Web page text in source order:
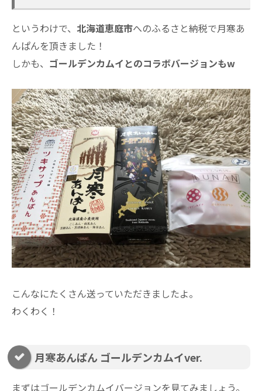
というわけで、 北海道恵庭市へのふるさと納税で月寒あ
んぱんを頂きました！
しかも、 ゴールデンカムイとのコラボバージョンもw
こんなにたくさん送っていただきましたよ。
わくわく！
月寒あんぱん ゴールデンカムイver.
まずはゴールデンカムイバージョンを見てみましょう。